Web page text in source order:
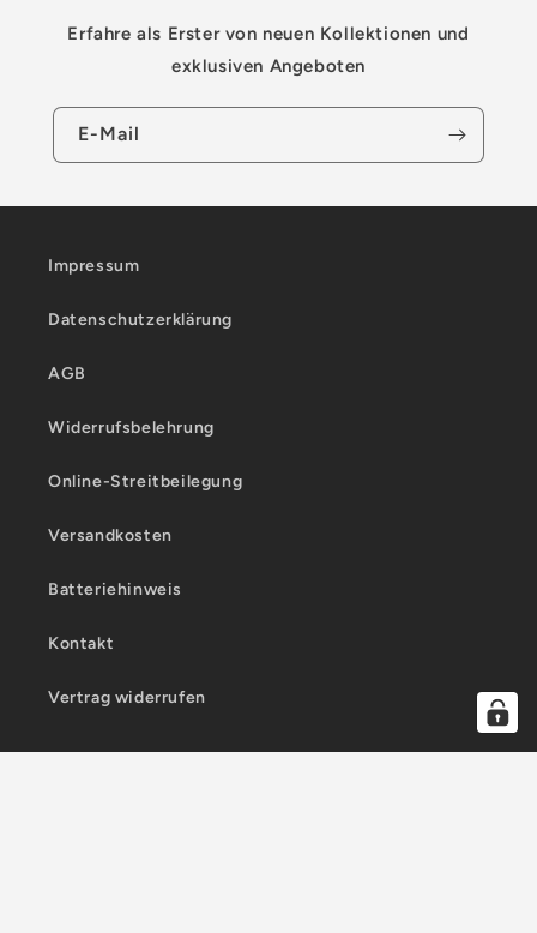
Erfahre als Erster von neuen Kollektionen und
exklusiven Angeboten
E-Mail
Impressum
Datenschutzerklärung
AGB
Widerrufsbelehrung
Online-Streitbeilegung
Versandkosten
Batteriehinweis
Kontakt
Vertrag widerrufen